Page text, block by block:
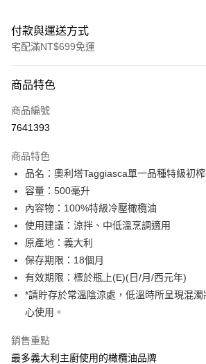
付款與運送方式
宅配滿NT$699免運
信用卡一次付款
ATM付款
運送方式
宅配
每筆NT$90，滿NT$699(含以上)免運費
商品特色
商品編號
7641393
商品特色
品名：奧利塔Taggiasca單一品種特級初
容量：500毫升
內容物：100%特級冷壓橄欖油
使用建議：涼拌、中低溫烹調適用
原產地：義大利
保存期限：18個月
有效期限：標於瓶上(E)(日/月/西元年)
*請貯存於常溫陰涼處，低溫時所呈現混
心使用。
銷售重點
最多義大利主廚使用的橄欖油品牌